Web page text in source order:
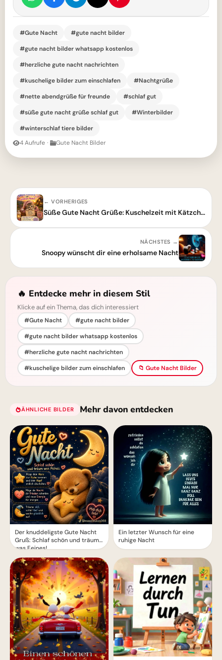
#Gute Nacht
#gute nacht bilder
#gute nacht bilder whatsapp kostenlos
#herzliche gute nacht nachrichten
#kuschelige bilder zum einschlafen
#Nachtgrüße
#nette abendgrüße für freunde
#schlaf gut
#süße gute nacht grüße schlaf gut
#Winterbilder
#winterschlaf tiere bilder
4 Aufrufe · Gute Nacht Bilder
← VORHERIGES
Süße Gute Nacht Grüße: Kuschelzeit mit Kätzchen und schönen Träumen
NÄCHSTES →
Snoopy wünscht dir eine erholsame Nacht
🔥 Entdecke mehr in diesem Stil
Klicke auf ein Thema, das dich interessiert
#Gute Nacht
#gute nacht bilder
#gute nacht bilder whatsapp kostenlos
#herzliche gute nacht nachrichten
#kuschelige bilder zum einschlafen
📁 Gute Nacht Bilder
ÄHNLICHE BILDER Mehr davon entdecken
Der knuddeligste Gute Nacht
Gruß: Schlaf schön und träum
was Feines!
Ein letzter Wunsch für eine
ruhige Nacht